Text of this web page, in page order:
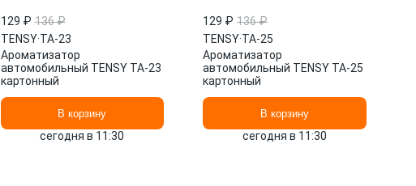
129 ₽ 136 ₽
TENSY·TA-23
Ароматизатор
автомобильный TENSY TA-23
картонный
В корзину
сегодня в 11:30
129 ₽ 136 ₽
TENSY·TA-25
Ароматизатор
автомобильный TENSY TA-25
картонный
В корзину
сегодня в 11:30